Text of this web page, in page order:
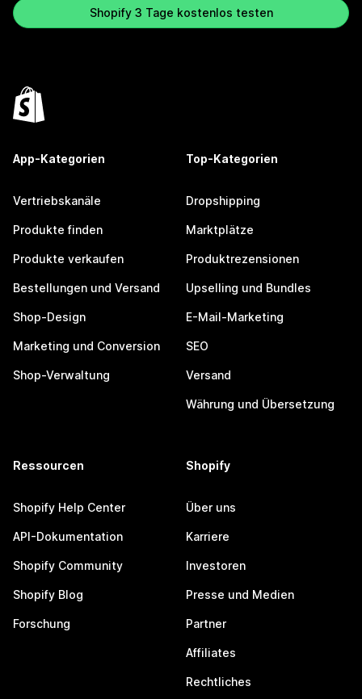
Shopify 3 Tage kostenlos testen
App-Kategorien
Vertriebskanäle
Produkte finden
Produkte verkaufen
Bestellungen und Versand
Shop-Design
Marketing und Conversion
Shop-Verwaltung
Top-Kategorien
Dropshipping
Marktplätze
Produktrezensionen
Upselling und Bundles
E-Mail-Marketing
SEO
Versand
Währung und Übersetzung
Ressourcen
Shopify Help Center
API-Dokumentation
Shopify Community
Shopify Blog
Forschung
Shopify
Über uns
Karriere
Investoren
Presse und Medien
Partner
Affiliates
Rechtliches